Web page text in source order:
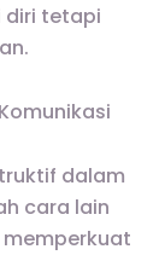
diri tetapi
dalam
cara lain